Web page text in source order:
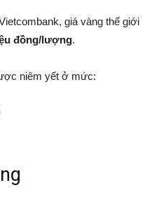
giá vàng thế giới
đồng/lượng.
niêm yết ở mức: